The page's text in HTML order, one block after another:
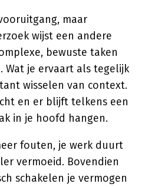
maar
wijst een andere
bewuste taken
je ervaart als tegelijk
wisselen van context.
en er blijft telkens een
in je hoofd hangen.
fouten, je werk duurt
vermoeid. Bovendien
schakelen je vermogen